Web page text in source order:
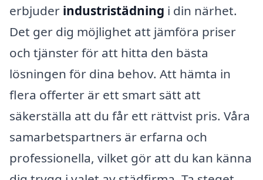
erbjuder industristädning i din närhet.
Det ger dig möjlighet att jämföra priser
och tjänster för att hitta den bästa
lösningen för dina behov. Att hämta in
flera offerter är ett smart sätt att
säkerställa att du får ett rättvist pris. Våra
samarbetspartners är erfarna och
professionella, vilket gör att du kan känna